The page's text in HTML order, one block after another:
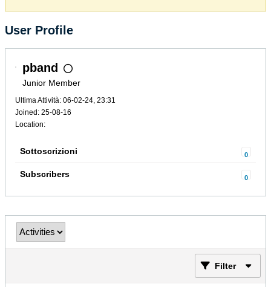
User Profile
pband
Junior Member
Ultima Attività: 06-02-24, 23:31
Joined: 25-08-16
Location:
Sottoscrizioni 0
Subscribers 0
Filter